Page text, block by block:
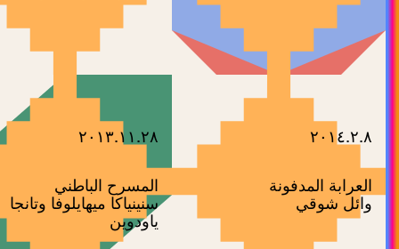
٢٠١٤.٢.٨
العرابة المدفونة
وائل شوقي
٢٠١٣.١١.٢٨
المسرح الباطني
سنينياكا ميهايلوفا وتانجا
ياودوين